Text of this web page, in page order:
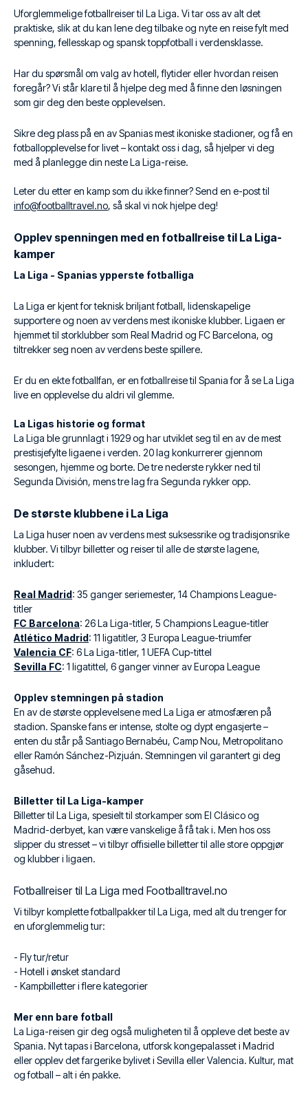
Uforglemmelige fotballreiser til La Liga. Vi tar oss av alt det
praktiske, slik at du kan lene deg tilbake og nyte en reise fylt med
spenning, fellesskap og spansk toppfotball i verdensklasse.
Har du spørsmål om valg av hotell, flytider eller hvordan reisen
foregår? Vi står klare til å hjelpe deg med å finne den løsningen
som gir deg den beste opplevelsen.
Sikre deg plass på en av Spanias mest ikoniske stadioner, og få en
fotballopplevelse for livet – kontakt oss i dag, så hjelper vi deg
med å planlegge din neste La Liga-reise.
Leter du etter en kamp som du ikke finner? Send en e-post til
info@footballtravel.no, så skal vi nok hjelpe deg!
Opplev spenningen med en fotballreise til La Liga-
kamper
La Liga - Spanias ypperste fotballiga
La Liga er kjent for teknisk briljant fotball, lidenskapelige
supportere og noen av verdens mest ikoniske klubber. Ligaen er
hjemmet til storklubber som Real Madrid og FC Barcelona, og
tiltrekker seg noen av verdens beste spillere.
Er du en ekte fotballfan, er en fotballreise til Spania for å se La Liga
live en opplevelse du aldri vil glemme.
La Ligas historie og format
La Liga ble grunnlagt i 1929 og har utviklet seg til en av de mest
prestisjefylte ligaene i verden. 20 lag konkurrerer gjennom
sesongen, hjemme og borte. De tre nederste rykker ned til
Segunda División, mens tre lag fra Segunda rykker opp.
De største klubbene i La Liga
La Liga huser noen av verdens mest suksessrike og tradisjonsrike
klubber. Vi tilbyr billetter og reiser til alle de største lagene,
inkludert:
Real Madrid: 35 ganger seriemester, 14 Champions League-
titler
FC Barcelona: 26 La Liga-titler, 5 Champions League-titler
Atlético Madrid: 11 ligatitler, 3 Europa League-triumfer
Valencia CF: 6 La Liga-titler, 1 UEFA Cup-tittel
Sevilla FC: 1 ligatittel, 6 ganger vinner av Europa League
Opplev stemningen på stadion
En av de største opplevelsene med La Liga er atmosfæren på
stadion. Spanske fans er intense, stolte og dypt engasjerte –
enten du står på Santiago Bernabéu, Camp Nou, Metropolitano
eller Ramón Sánchez-Pizjuán. Stemningen vil garantert gi deg
gåsehud.
Billetter til La Liga-kamper
Billetter til La Liga, spesielt til storkamper som El Clásico og
Madrid-derbyet, kan være vanskelige å få tak i. Men hos oss
slipper du stresset – vi tilbyr offisielle billetter til alle store oppgjør
og klubber i ligaen.
Fotballreiser til La Liga med Footballtravel.no
Vi tilbyr komplette fotballpakker til La Liga, med alt du trenger for
en uforglemmelig tur:
- Fly tur/retur
- Hotell i ønsket standard
- Kampbilletter i flere kategorier
Mer enn bare fotball
La Liga-reisen gir deg også muligheten til å oppleve det beste av
Spania. Nyt tapas i Barcelona, utforsk kongepalasset i Madrid
eller opplev det fargerike bylivet i Sevilla eller Valencia. Kultur, mat
og fotball – alt i én pakke.